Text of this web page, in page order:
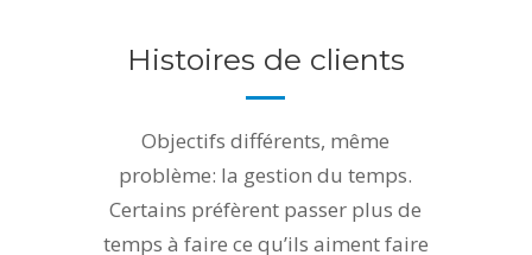
Histoires de clients
Objectifs différents, même
problème: la gestion du temps.
Certains préfèrent passer plus de
temps à faire ce qu’ils aiment faire